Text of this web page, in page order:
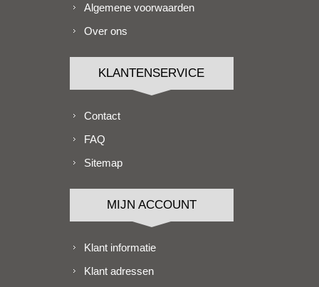
Algemene voorwaarden
Over ons
KLANTENSERVICE
Contact
FAQ
Sitemap
MIJN ACCOUNT
Klant informatie
Klant adressen